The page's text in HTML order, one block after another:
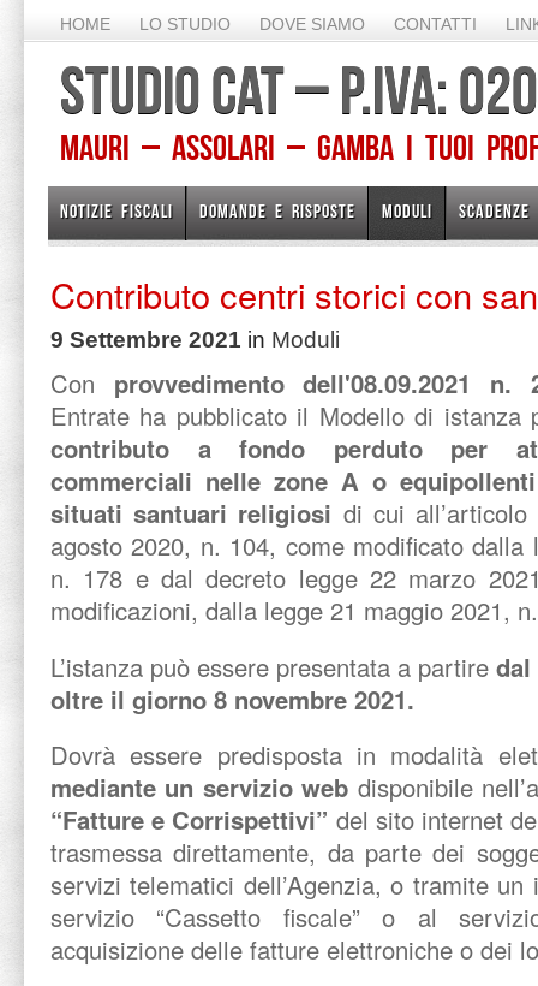
HOME LO STUDIO DOVE SIAMO CONTATTI
STUDIO CAT – P.IVA:
Mauri – Assolari – Gamba I TUOI
NOTIZIE FISCALI DOMANDE E RISPOSTE MODULI SCADENZE
Contributo centri storici con
9 Settembre 2021 in Moduli
Con provvedimento dell'08.09.2021 n.
Entrate ha pubblicato il Modello di istanza
contributo a fondo perduto per
commerciali nelle zone A o
situati santuari religiosi di cui
agosto 2020, n. 104, come modificato dalla
n. 178 e dal decreto legge 22 marzo
modificazioni, dalla legge 21 maggio 2021,
L’istanza può essere presentata a partire dal
oltre il giorno 8 novembre 2021.
Dovrà essere predisposta in modalità
mediante un servizio web disponibile
“Fatture e Corrispettivi” del sito internet
trasmessa direttamente, da parte dei
servizi telematici dell’Agenzia, o tramite
servizio “Cassetto fiscale” o al
acquisizione delle fatture elettroniche o dei